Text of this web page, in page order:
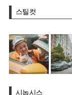
스틸컷
시놉시스